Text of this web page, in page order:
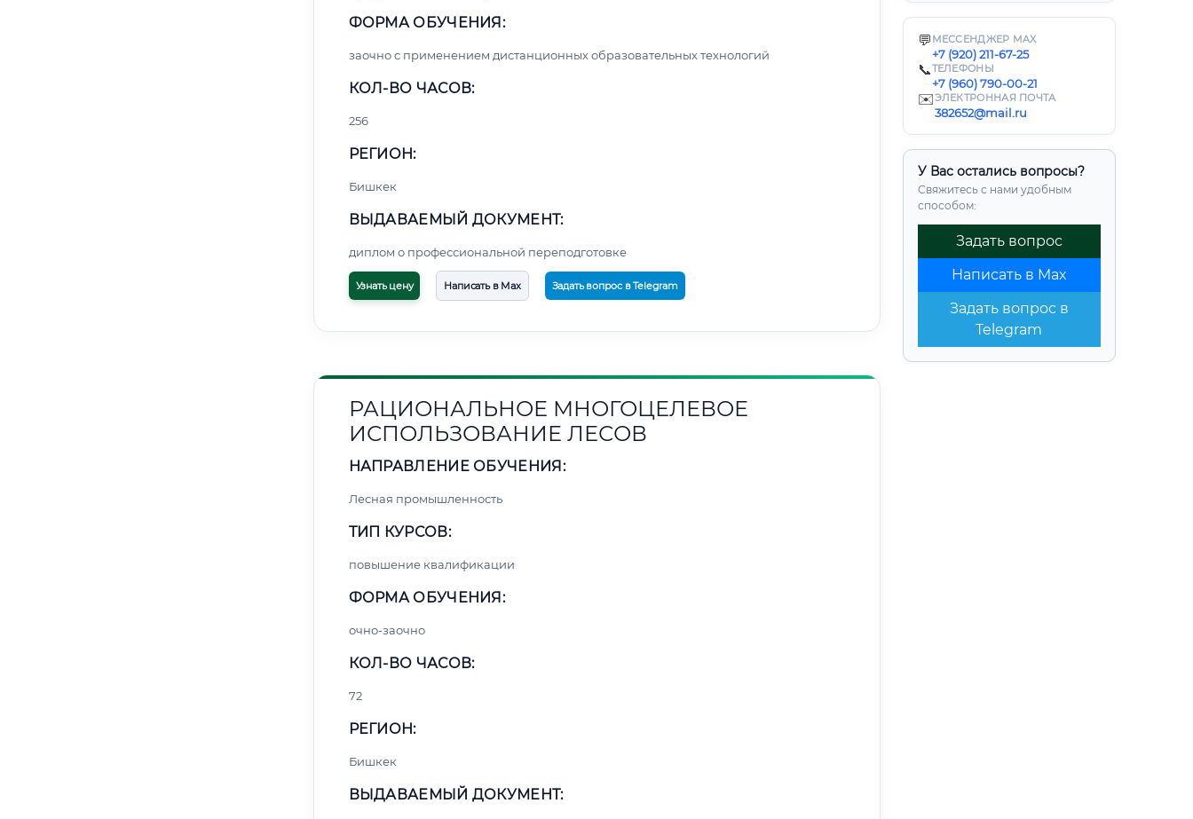
💬 МЕССЕНДЖЕР MAX
+7 (920) 211-67-25
📞ТЕЛЕФОНЫ
+7 (960) 790-00-21
✉️ЭЛЕКТРОННАЯ ПОЧТА
382652@mail.ru
У Вас остались вопросы?
Свяжитесь с нами удобным
способом:
Задать вопрос
Написать в Max
Задать вопрос в
Telegram
ФОРМА ОБУЧЕНИЯ:
заочно с применением дистанционных образовательных технологий
КОЛ-ВО ЧАСОВ:
256
РЕГИОН:
Бишкек
ВЫДАВАЕМЫЙ ДОКУМЕНТ:
диплом о профессиональной переподготовке
Узнать цену Написать в Max Задать вопрос в Telegram
РАЦИОНАЛЬНОЕ МНОГОЦЕЛЕВОЕ
ИСПОЛЬЗОВАНИЕ ЛЕСОВ
НАПРАВЛЕНИЕ ОБУЧЕНИЯ:
Лесная промышленность
ТИП КУРСОВ:
повышение квалификации
ФОРМА ОБУЧЕНИЯ:
очно-заочно
КОЛ-ВО ЧАСОВ:
72
РЕГИОН:
Бишкек
ВЫДАВАЕМЫЙ ДОКУМЕНТ: